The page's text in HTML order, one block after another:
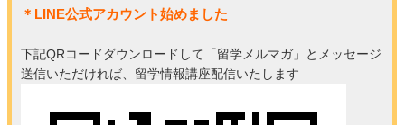
＊LINE公式アカウント始めました
下記QRコードダウンロードして「留学メルマガ」とメッセージ
送信いただければ、留学情報講座配信いたします